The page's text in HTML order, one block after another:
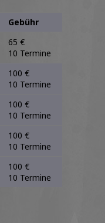
Gebühr
65 €
10 Termine
100 €
10 Termine
100 €
10 Termine
100 €
10 Termine
100 €
10 Termine